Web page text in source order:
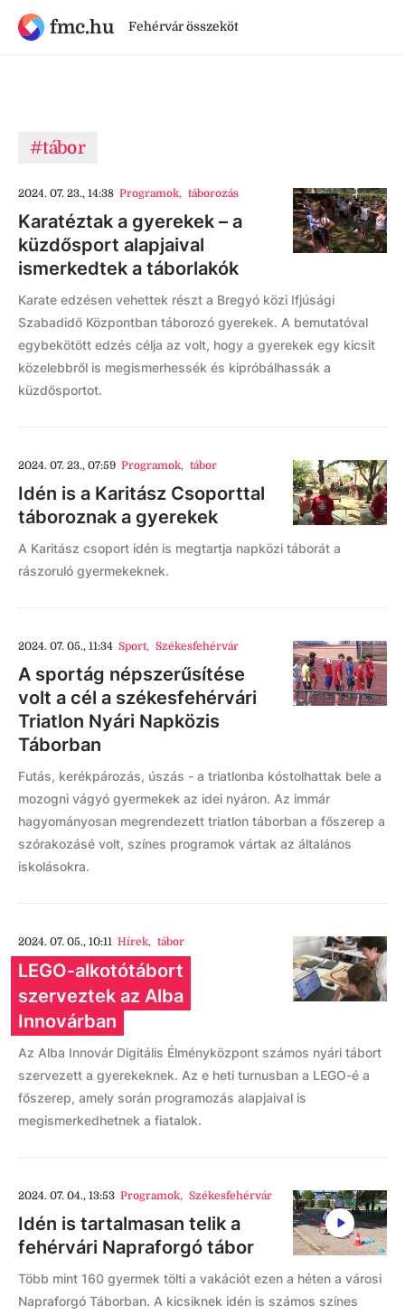
fmc.hu Fehérvár összeköt
#tábor
2024. 07. 23., 14:38 Programok, táborozás
Karatéztak a gyerekek – a
küzdősport alapjaival
ismerkedtek a táborlakók
Karate edzésen vehettek részt a Bregyó közi Ifjúsági
Szabadidő Központban táborozó gyerekek. A bemutatóval
egybekötött edzés célja az volt, hogy a gyerekek egy kicsit
közelebbről is megismerhessék és kipróbálhassák a
küzdősportot.
2024. 07. 23., 07:59 Programok, tábor
Idén is a Karitász Csoporttal
táboroznak a gyerekek
A Karitász csoport idén is megtartja napközi táborát a
rászoruló gyermekeknek.
2024. 07. 05., 11:34 Sport, Székesfehérvár
A sportág népszerűsítése
volt a cél a székesfehérvári
Triatlon Nyári Napközis
Táborban
Futás, kerékpározás, úszás - a triatlonba kóstolhattak bele a
mozogni vágyó gyermekek az idei nyáron. Az immár
hagyományosan megrendezett triatlon táborban a főszerep a
szórakozásé volt, színes programok vártak az általános
iskolásokra.
2024. 07. 05., 10:11 Hírek, tábor
LEGO-alkotótábort
szerveztek az Alba
Innovárban
Az Alba Innovár Digitális Élményközpont számos nyári tábort
szervezett a gyerekeknek. Az e heti turnusban a LEGO-é a
főszerep, amely során programozás alapjaival is
megismerkedhetnek a fiatalok.
2024. 07. 04., 13:53 Programok, Székesfehérvár
Idén is tartalmasan telik a
fehérvári Napraforgó tábor
Több mint 160 gyermek tölti a vakációt ezen a héten a városi
Napraforgó Táborban. A kicsiknek idén is számos színes